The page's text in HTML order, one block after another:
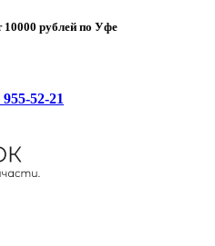
10000 рублей по Уфе
52-21